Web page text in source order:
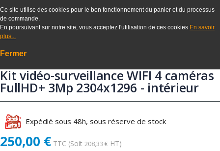
Ce site utilise des cookies pour le bon fonctionnement du panier et du processus
de commande.
En poursuivant sur notre site, vous acceptez l'utilisation de ces cookies En savoir
plus...
Fermer
Kit vidéo-surveillance WIFI 4 caméras
FullHD+ 3Mp 2304x1296 - intérieur
Expédié sous 48h, sous réserve de stock
250,00 € TTC (Soit 208,33 € HT)